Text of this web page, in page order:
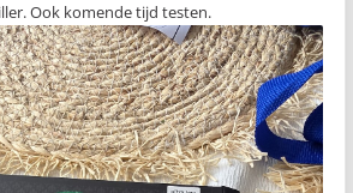
Ook komende tijd testen.